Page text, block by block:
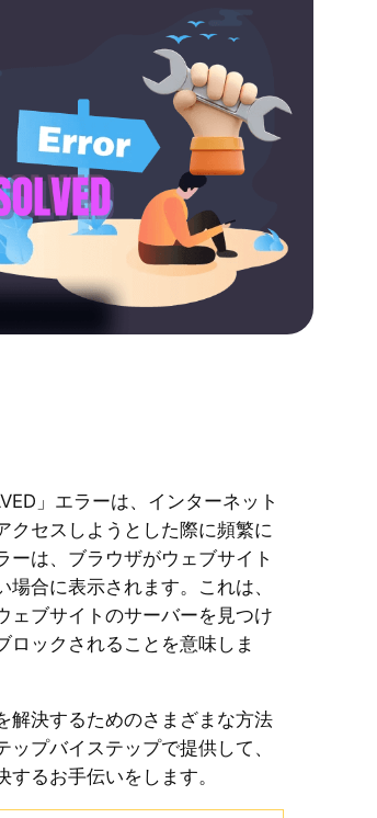
」エラーは、インターネット
クセスしようとした際に頻繁に
ーは、ブラウザがウェブサイト
合に表示されます。これは、
ェブサイトのサーバーを見つけ
ロックされることを意味しま
解決するためのさまざまな方法
プバイステップで提供して、
るお手伝いをします。